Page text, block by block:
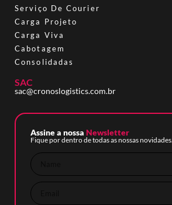
Serviço De Courier
Carga Projeto
Carga Viva
Cabotagem
Consolidadas
SAC
sac@cronoslogistics.com.br
Assine a nossa Newsletter
Fique por dentro de todas as nossas novidades.